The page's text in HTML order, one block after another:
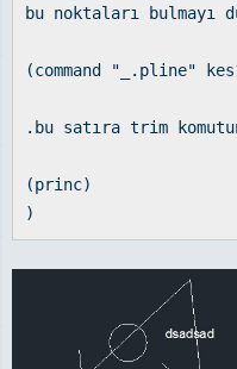
bu noktaları bulmayı
(command "_.pline"
.bu satıra trim
(princ)
)